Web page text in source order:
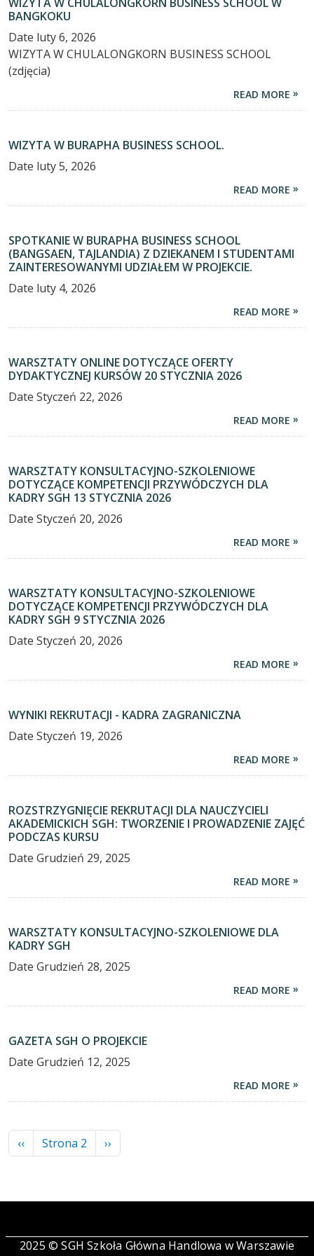
BANGKOKU
Date luty 6, 2026
WIZYTA W CHULALONGKORN BUSINESS SCHOOL
(zdjęcia)
READ MORE
WIZYTA W BURAPHA BUSINESS SCHOOL.
Date luty 5, 2026
READ MORE
SPOTKANIE W BURAPHA BUSINESS SCHOOL
(BANGSAEN, TAJLANDIA) Z DZIEKANEM I STUDENTAMI
ZAINTERESOWANYMI UDZIAŁEM W PROJEKCIE.
Date luty 4, 2026
READ MORE
WARSZTATY ONLINE DOTYCZĄCE OFERTY
DYDAKTYCZNEJ KURSÓW 20 STYCZNIA 2026
Date Styczeń 22, 2026
READ MORE
WARSZTATY KONSULTACYJNO-SZKOLENIOWE
DOTYCZĄCE KOMPETENCJI PRZYWÓDCZYCH DLA
KADRY SGH 13 STYCZNIA 2026
Date Styczeń 20, 2026
READ MORE
WARSZTATY KONSULTACYJNO-SZKOLENIOWE
DOTYCZĄCE KOMPETENCJI PRZYWÓDCZYCH DLA
KADRY SGH 9 STYCZNIA 2026
Date Styczeń 20, 2026
READ MORE
WYNIKI REKRUTACJI - KADRA ZAGRANICZNA
Date Styczeń 19, 2026
READ MORE
ROZSTRZYGNIĘCIE REKRUTACJI DLA NAUCZYCIELI
AKADEMICKICH SGH: TWORZENIE I PROWADZENIE ZAJĘĆ
PODCZAS KURSU
Date Grudzień 29, 2025
READ MORE
WARSZTATY KONSULTACYJNO-SZKOLENIOWE DLA
KADRY SGH
Date Grudzień 28, 2025
READ MORE
GAZETA SGH O PROJEKCIE
Date Grudzień 12, 2025
READ MORE
Stronicowanie
Poprzednia strona
‹‹ Strona 2 Następna strona
››
2025 © SGH Szkoła Główna Handlowa w Warszawie